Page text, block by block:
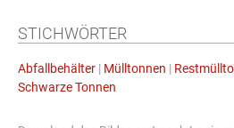
STICHWÖRTER
Abfallbehälter | Mülltonnen |
Schwarze Tonnen